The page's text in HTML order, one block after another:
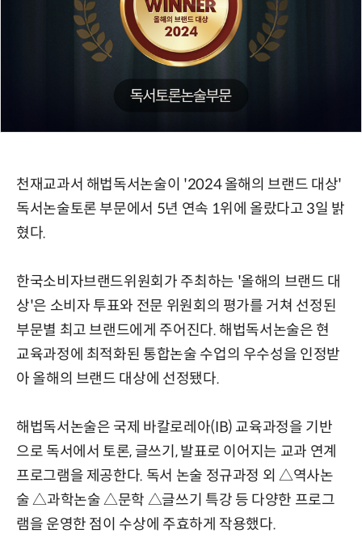
천재교과서 해법독서논술이 '2024 올해의 브랜드 대상'
독서논술토론 부문에서 5년 연속 1위에 올랐다고 3일 밝
혔다.
한국소비자브랜드위원회가 주최하는 '올해의 브랜드 대
상'은 소비자 투표와 전문 위원회의 평가를 거쳐 선정된
부문별 최고 브랜드에게 주어진다. 해법독서논술은 현
교육과정에 최적화된 통합논술 수업의 우수성을 인정받
아 올해의 브랜드 대상에 선정됐다.
해법독서논술은 국제 바칼로레아(IB) 교육과정을 기반
으로 독서에서 토론, 글쓰기, 발표로 이어지는 교과 연계
프로그램을 제공한다. 독서 논술 정규과정 외 △역사논
술 △과학논술 △문학 △글쓰기 특강 등 다양한 프로그
램을 운영한 점이 수상에 주효하게 작용했다.